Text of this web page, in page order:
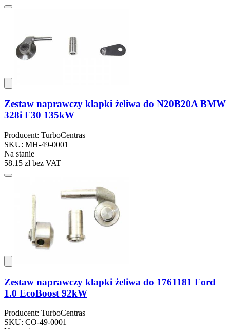
Zestaw naprawczy klapki żeliwa do N20B20A BMW
328i F30 135kW
Producent: TurboCentras
SKU: MH-49-0001
Na stanie
58.15 złbez VAT
Zestaw naprawczy klapki żeliwa do 1761181 Ford
1.0 EcoBoost 92kW
Producent: TurboCentras
SKU: CO-49-0001